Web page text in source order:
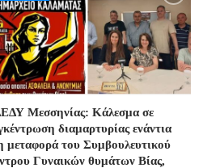
Μεσσηνίας: Κάλεσμα σε
διαμαρτυρίας ενάντια
μεταφορά του Συμβουλευτικού
Γυναικών θυμάτων Βίας,